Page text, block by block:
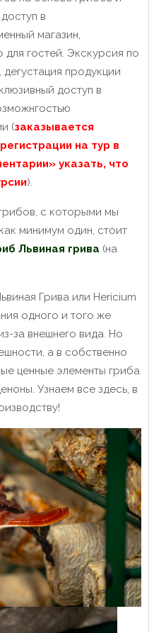
в
магазин,
для гостей. Экскурсия по
продукции
доступ в
(заказывается
на тур в
указать, что
).
с которыми мы
минимум один, стоит
Львиная грива (на
Грива или Нericium
одного и того же
за внешнего вида. Но
а в собственно
ценные элементы гриба
Узнаем все здесь, в